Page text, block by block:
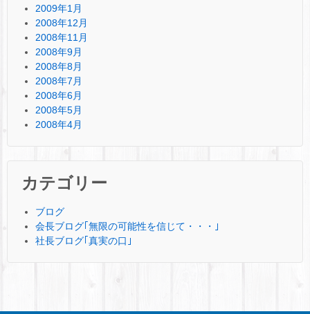
2009年1月
2008年12月
2008年11月
2008年9月
2008年8月
2008年7月
2008年6月
2008年5月
2008年4月
カテゴリー
ブログ
会長ブログ｢無限の可能性を信じて・・・｣
社長ブログ｢真実の口｣